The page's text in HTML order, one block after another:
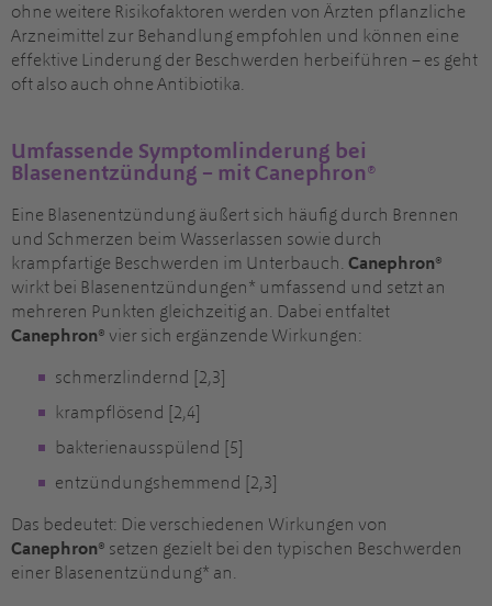
ohne weitere Risikofaktoren werden von Ärzten pflanzliche
Arzneimittel zur Behandlung empfohlen und können eine
effektive Linderung der Beschwerden herbeiführen – es geht
oft also auch ohne Antibiotika.
Umfassende Symptomlinderung bei
Blasenentzündung – mit Canephron®
Eine Blasenentzündung äußert sich häufig durch Brennen
und Schmerzen beim Wasserlassen sowie durch
krampfartige Beschwerden im Unterbauch. Canephron®
wirkt bei Blasenentzündungen* umfassend und setzt an
mehreren Punkten gleichzeitig an. Dabei entfaltet
Canephron® vier sich ergänzende Wirkungen:
schmerzlindernd [2,3]
krampflösend [2,4]
bakterienausspülend [5]
entzündungshemmend [2,3]
Das bedeutet: Die verschiedenen Wirkungen von
Canephron® setzen gezielt bei den typischen Beschwerden
einer Blasenentzündung* an.